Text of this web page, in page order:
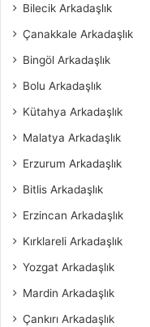
Bilecik Arkadaşlık
Çanakkale Arkadaşlık
Bingöl Arkadaşlık
Bolu Arkadaşlık
Kütahya Arkadaşlık
Malatya Arkadaşlık
Erzurum Arkadaşlık
Bitlis Arkadaşlık
Erzincan Arkadaşlık
Kırklareli Arkadaşlık
Yozgat Arkadaşlık
Mardin Arkadaşlık
Çankırı Arkadaşlık